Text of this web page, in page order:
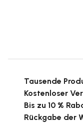
Tausende
Kostenloser
Bis zu 10 %
Rückgabe der